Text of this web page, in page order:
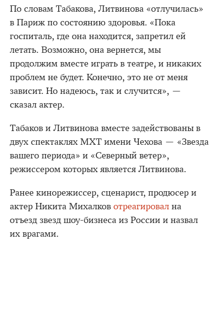
По словам Табакова, Литвинова «отлучилась»
в Париж по состоянию здоровья. «Пока
госпиталь, где она находится, запретил ей
летать. Возможно, она вернется, мы
продолжим вместе играть в театре, и никаких
проблем не будет. Конечно, это не от меня
зависит. Но надеюсь, так и случится», —
сказал актер.
Табаков и Литвинова вместе задействованы в
двух спектаклях МХТ имени Чехова — «Звезда
вашего периода» и «Северный ветер»,
режиссером которых является Литвинова.
Ранее кинорежиссер, сценарист, продюсер и
актер Никита Михалков отреагировал на
отъезд звезд шоу-бизнеса из России и назвал
их врагами.